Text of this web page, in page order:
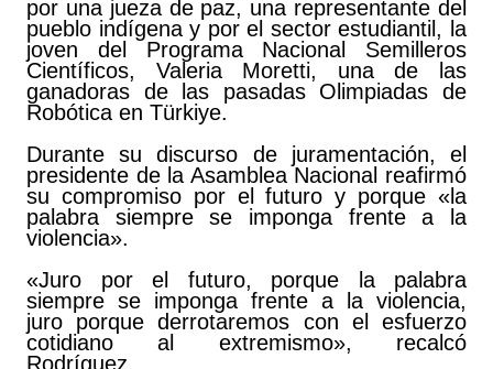
por una jueza de paz, una representante del
pueblo indígena y por el sector estudiantil, la
joven del Programa Nacional Semilleros
Científicos, Valeria Moretti, una de las
ganadoras de las pasadas Olimpiadas de
Robótica en Türkiye.
Durante su discurso de juramentación, el
presidente de la Asamblea Nacional reafirmó
su compromiso por el futuro y porque «la
palabra siempre se imponga frente a la
violencia».
«Juro por el futuro, porque la palabra
siempre se imponga frente a la violencia,
juro porque derrotaremos con el esfuerzo
cotidiano al extremismo», recalcó
Rodríguez.